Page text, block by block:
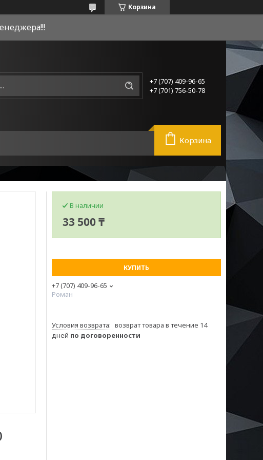
Корзина
+7 (707) 409-96-65
+7 (701) 756-50-78
Корзина
В наличии
33 500 ₸
КУПИТЬ
+7 (707) 409-96-65
Роман
возврат товара в течение 14
дней по договоренности